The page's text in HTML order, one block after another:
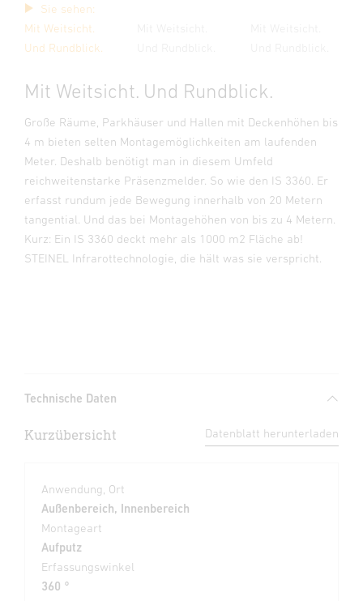
Sie sehen:
Mit Weitsicht.
Und Rundblick.
Mit Weitsicht. Und Rundblick.
Große Räume, Parkhäuser und Hallen mit Deckenhöhen bis
4 m bieten selten Montagemöglichkeiten am laufenden
Meter. Deshalb benötigt man in diesem Umfeld
reichweitenstarke Präsenzmelder. So wie den IS 3360. Er
erfasst rundum jede Bewegung innerhalb von 20 Metern
tangential. Und das bei Montagehöhen von bis zu 4 Metern.
Kurz: Ein IS 3360 deckt mehr als 1000 m2 Fläche ab!
STEINEL Infrarottechnologie, die hält was sie verspricht.
Technische Daten
Kurzübersicht Datenblatt herunterladen
Anwendung, Ort
Außenbereich, Innenbereich
Montageart
Aufputz
Erfassungswinkel
360 °